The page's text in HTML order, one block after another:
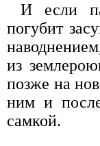
И если
погубит
из
позже на
ним и
самкой.